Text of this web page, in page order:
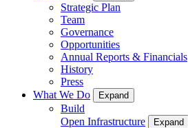
Strategic Plan
Team
Governance
Opportunities
Annual Reports & Financials
History
Press
What We Do
Expand
Build
Open Infrastructure
Expand